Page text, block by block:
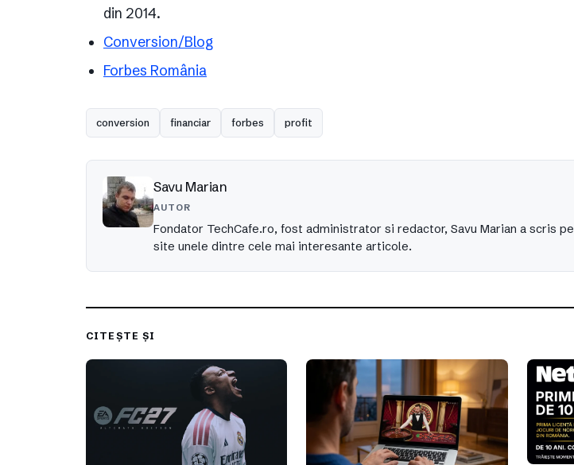
din 2014.
Conversion/Blog
Forbes România
conversion financiar forbes profit
Savu Marian
AUTOR
Fondator TechCafe.ro, fost administrator si redactor, Savu Marian a scris pe
site unele dintre cele mai interesante articole.
CITEȘTE ȘI